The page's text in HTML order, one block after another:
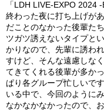
「LDH LIVE-EXPO 2024
終わった夜に打ち上げが
だことのなかった後輩た
ツガツ誘えないタイプと
かりなので、先輩に誘わ
すけど、そんな遠慮しな
てきてくれる後輩が多か
ぱり各グループ忙しいで
いる中で、今回のように
なかなかなかったので、